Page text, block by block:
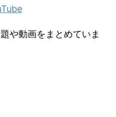
や動画をまとめていま